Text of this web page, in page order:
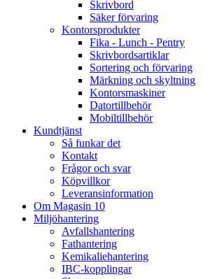
Skrivbord
Säker förvaring
Kontorsprodukter
Fika - Lunch - Pentry
Skrivbordsartiklar
Sortering och förvaring
Märkning och skyltning
Kontorsmaskiner
Datortillbehör
Mobiltillbehör
Kundtjänst
Så funkar det
Kontakt
Frågor och svar
Köpvillkor
Leveransinformation
Om Magasin 10
Miljöhantering
Avfallshantering
Fathantering
Kemikaliehantering
IBC-kopplingar